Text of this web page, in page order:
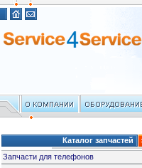
Каталог запчастей
Запчасти для телефонов